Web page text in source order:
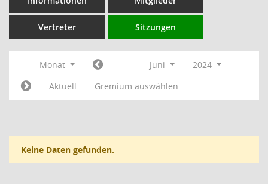
Vertreter Sitzungen
Monat Juni
2024
Aktuell
Gremium auswählen
Keine Daten gefunden.